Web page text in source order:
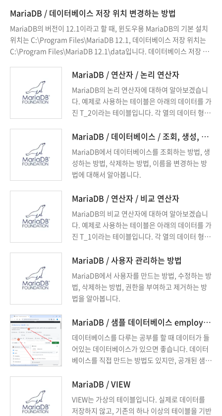
라 보면 됩니다. MariaDB에서도 몇 가지 함수를
이용하여 피벗 테이블을 만들 수 있습니다.
MariaDB / 데이터베이스 저장 위치 변경하는 방법
MariaDB의 버전이 12.1이라고 할 때, 윈도우용 MariaDB의 기본 설치
위치는 C:\Program Files\MariaDB 12.1, 데이터베이스 저장 위치는
C:\Program Files\MariaDB 12.1\data입니다. 데이터베이스 저장 위
MariaDB / 연산자 / 논리 연산자
MariaDB의 논리 연산자에 대하여 알아보겠습니
다. 예제로 사용하는 테이블은 아래의 데이터를 가
진 T_2이라는 테이블입니다. 각 열의 데이터 형식
------+------+ | ID | C_1 | C_2 | +----+------+-----
-+ | 1 | 1 | A | | 2 | ...
MariaDB / 데이터베이스 / 조회, 생성, 삭제, 이름 변경
MariaDB에서 데이터베이스를 조회하는 방법, 생
성하는 방법, 삭제하는 방법, 이름을 변경하는 방
법에 대해서 알아봅니다.
MariaDB / 연산자 / 비교 연산자
MariaDB의 비교 연산자에 대하여 알아보겠습니
다. 예제로 사용하는 테이블은 아래의 데이터를 가
진 T_1이라는 테이블입니다. 각 열의 데이터 형식
날짜 +----+------+------+------------+ | ID | C_1 |
C_2 | C_3 | +----+------+------+------------+ | 1 |
1 | ...
MariaDB / 사용자 관리하는 방법
MariaDB에서 사용자를 만드는 방법, 수정하는 방
법, 삭제하는 방법, 권한을 부여하고 제거하는 방
법을 알아봅니다.
MariaDB / 샘플 데이터베이스 employees 설치하는 방법
데이터베이스를 다루는 공부를 할 때 데이터가 들
어있는 데이터베이스가 있으면 좋습니다. 데이터
베이스를 직접 만드는 방법도 있지만, 공개된 샘플
QL Server라면 AdventureWorks라는 샘플 데이
터베이스를 마이크로소프트에서 제공합니다. Ma
riaDB라면 employees를 사용하면 됩니다.
MariaDB / VIEW
VIEW는 가상의 테이블입니다. 실제로 데이터를
저장하지 않고, 기존의 하나 이상의 테이블을 기반